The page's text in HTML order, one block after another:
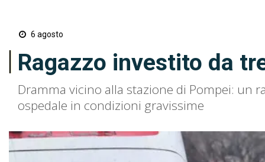
6 agosto
Ragazzo investito da
Dramma vicino alla stazione di Pompei: un
ospedale in condizioni gravissime